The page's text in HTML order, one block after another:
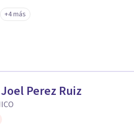
+4 más
Perez Ruiz